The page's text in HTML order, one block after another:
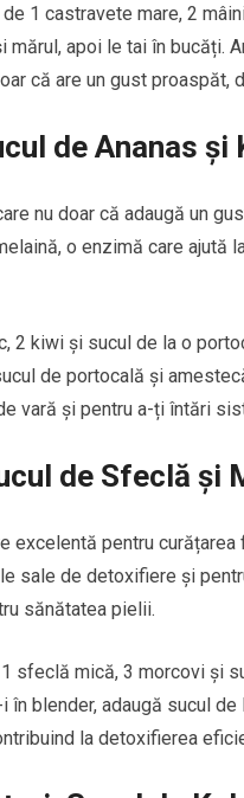
1 castravete mare, 2
mărul, apoi le tai în bucăți.
că are un gust
de Ananas și
nu doar că adaugă un
o enzimă care
2 kiwi și sucul de la o
de portocală și
vară și pentru a-ți întări
de Sfeclă și
pentru
sale de detoxifiere și
sănătatea pielii.
sfeclă mică, 3 morcovi și
blender, adaugă sucul
la detoxifierea